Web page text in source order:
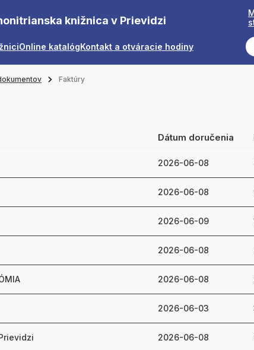
knižnica v Prievidzi
Online katalógKontakt a otváracie hodiny
Faktúry
Dátum doručenia
2026-06-08
2026-06-08
2026-06-09
2026-06-08
2026-06-08
2026-06-03
2026-06-08